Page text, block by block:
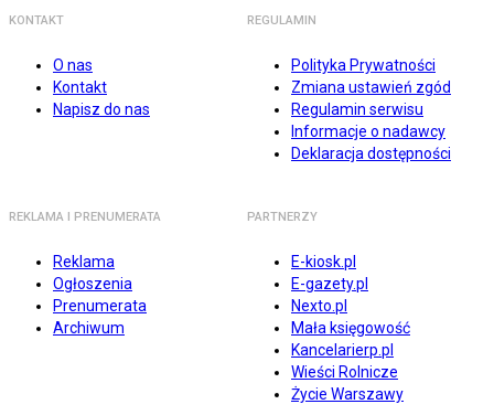
KONTAKT
O nas
Kontakt
Napisz do nas
REGULAMIN
Polityka Prywatności
Zmiana ustawień zgód
Regulamin serwisu
Informacje o nadawcy
Deklaracja dostępności
REKLAMA I PRENUMERATA
Reklama
Ogłoszenia
Prenumerata
Archiwum
PARTNERZY
E-kiosk.pl
E-gazety.pl
Nexto.pl
Mała księgowość
Kancelarierp.pl
Wieści Rolnicze
Życie Warszawy